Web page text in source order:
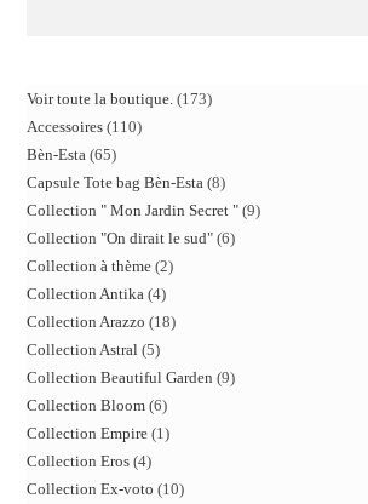
Voir toute la boutique. 173
Accessoires 110
Bèn-Esta 65
Capsule Tote bag Bèn-Esta 8
Collection " Mon Jardin Secret " 9
Collection "On dirait le sud" 6
Collection à thème 2
Collection Antika 4
Collection Arazzo 18
Collection Astral 5
Collection Beautiful Garden 9
Collection Bloom 6
Collection Empire 1
Collection Eros 4
Collection Ex-voto 10